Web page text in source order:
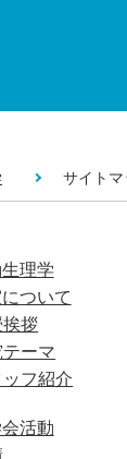
サイトマ
理学
ついて
拶
ーマ
ッフ紹介
活動